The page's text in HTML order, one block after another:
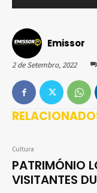
Emissor
2 de Setembro, 2022
Cultura
PATRIMÓNIO
VISITANTES